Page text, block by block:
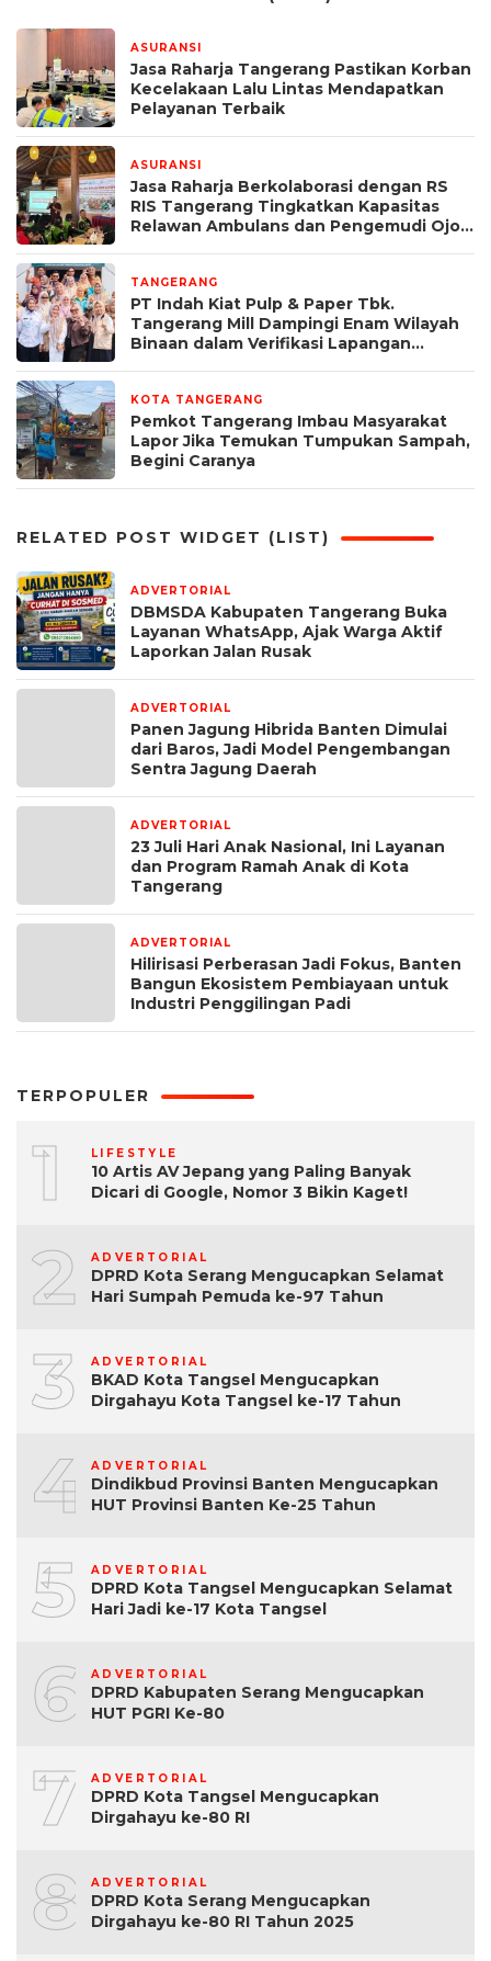
ASURANSI
Jasa Raharja Tangerang Pastikan Korban
Kecelakaan Lalu Lintas Mendapatkan
Pelayanan Terbaik
ASURANSI
Jasa Raharja Berkolaborasi dengan RS
RIS Tangerang Tingkatkan Kapasitas
Relawan Ambulans dan Pengemudi Ojol
TANGERANG
PT Indah Kiat Pulp & Paper Tbk.
Tangerang Mill Dampingi Enam Wilayah
Binaan dalam Verifikasi Lapangan
KOTA TANGERANG
Pemkot Tangerang Imbau Masyarakat
Lapor Jika Temukan Tumpukan Sampah,
Begini Caranya
RELATED POST WIDGET (LIST)
ADVERTORIAL
DBMSDA Kabupaten Tangerang Buka
Layanan WhatsApp, Ajak Warga Aktif
Laporkan Jalan Rusak
ADVERTORIAL
Panen Jagung Hibrida Banten Dimulai
dari Baros, Jadi Model Pengembangan
Sentra Jagung Daerah
ADVERTORIAL
23 Juli Hari Anak Nasional, Ini Layanan
dan Program Ramah Anak di Kota
Tangerang
ADVERTORIAL
Hilirisasi Perberasan Jadi Fokus, Banten
Bangun Ekosistem Pembiayaan untuk
Industri Penggilingan Padi
TERPOPULER
1 LIFESTYLE
10 Artis AV Jepang yang Paling Banyak
Dicari di Google, Nomor 3 Bikin Kaget!
2 ADVERTORIAL
DPRD Kota Serang Mengucapkan Selamat
Hari Sumpah Pemuda ke-97 Tahun
3 ADVERTORIAL
BKAD Kota Tangsel Mengucapkan
Dirgahayu Kota Tangsel ke-17 Tahun
4 ADVERTORIAL
Dindikbud Provinsi Banten Mengucapkan
HUT Provinsi Banten Ke-25 Tahun
5 ADVERTORIAL
DPRD Kota Tangsel Mengucapkan Selamat
Hari Jadi ke-17 Kota Tangsel
6 ADVERTORIAL
DPRD Kabupaten Serang Mengucapkan
HUT PGRI Ke-80
7 ADVERTORIAL
DPRD Kota Tangsel Mengucapkan
Dirgahayu ke-80 RI
8 ADVERTORIAL
DPRD Kota Serang Mengucapkan
Dirgahayu ke-80 RI Tahun 2025